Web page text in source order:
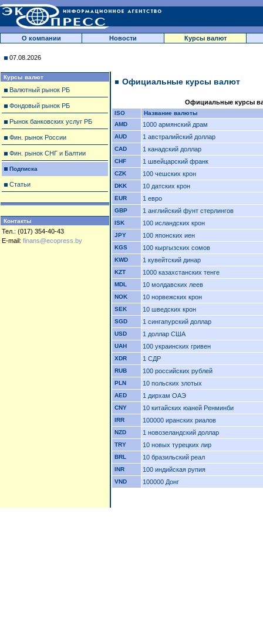
О компании Новости Курсы валют
07.08.2026
Курсы валют
Валютный рынок РБ
Фондовый рынок РБ
Рынок банковских услуг РБ
Фин. рынок России
Фин. рынок СНГ и Балтии
Подписка
Статьи
Контакты
Тел.: (017) 354-40-43
E-mail: finans@ecopress.by
Официальные курсы валют
Официальные курсы
ISO
Название валюты
AMD
1000 армянский драм
AUD 1 австралийский доллар
CAD 1 канадский доллар
CHF 1 швейцарский франк
CZK 100 чешских крон
DKK 10 датских крон
EUR 1 евро
GBP 1 английский фунт стерлингов
ISK 100 исландских крон
JPY 100 японских иен
KGS 100 кыргызских сомов
KWD 1 кувейтский динар
KZT 1000 казахстанских тенге
MDL 10 молдавских леев
NOK 10 норвежских крон
SEK 10 шведских крон
SGD 1 сингапурский доллар
USD 1 доллар США
UAH 100 украинских гривен
XDR 1 СДР
RUB 100 российских рублей
PLN 10 польских злотых
AED 1 дирхам ОАЭ
CNY 10 китайских юаней Ренминби
IRR 100000 иранских риалов
NZD 1 новозеландский доллар
TRY 10 новых турецких лир
BRL 10 бразильский реал
INR 100 индийская рупия
VND 100000 Донг